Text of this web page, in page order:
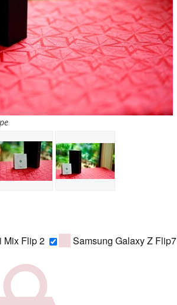
Mix Flip 2
Samsung Galaxy Z Flip7